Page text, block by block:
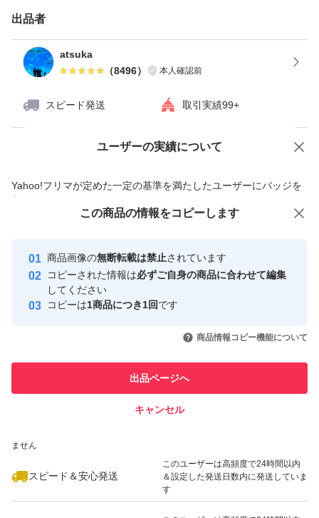
てください。高温でロースト処理されたナッツは、生タイ
プより酸化しやすいので常温で空気にさらしておくと、酸
化して油臭くなってきます。食べないときは「気密性の高
いパッケージを使用」して、冷暗所に保存することをおす
■注意事項
遮光袋に入れるだけの簡易包装です。
木の実 無添加 添加物不使用 植物油不使用
防災食品 非常食 保存食
健康 美容 腸活 抗酸化作用 ポリフェノール
オレイン酸 リノール酸 リノレン酸 パルミトレイン酸
クーポン ポイント 利用 消費 消化
食品 美容 キッチン カテゴリー
出品者
atsuka
（8496） 本人確認前
スピード発送 取引実績99+
ユーザーの実績について
Yahoo!フリマが定めた一定の基準を満たしたユーザーにバッジを
付与しています
安心取引出品者
心・安全なユーザーです
取引実績
引を完了させた実績があります
での取引実績があります
ません
スピード＆安心発送
このユーザーは高頻度で24時間以内
＆設定した発送日数内に発送していま
す
価格の相談 商品への質問
この商品の情報をコピーします
商品画像の無断転載は禁止されています
コピーされた情報は必ずご自身の商品に合わせて編集
してください
コピーは1商品につき1回です
商品情報コピー機能について
出品ページへ
キャンセル
この商品をみている人にオススメ